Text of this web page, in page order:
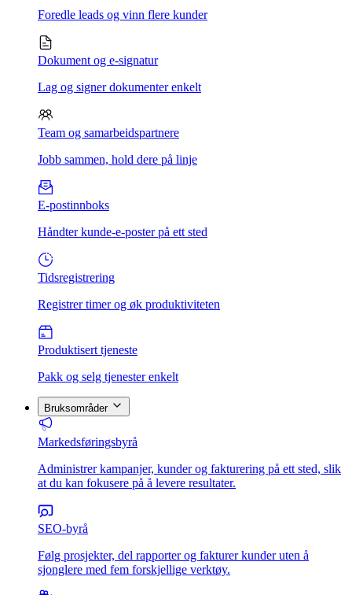
Foredle leads og vinn flere kunder
Dokument og e-signatur
Lag og signer dokumenter enkelt
Team og samarbeidspartnere
Jobb sammen, hold dere på linje
E-postinnboks
Håndter kunde-e-poster på ett sted
Tidsregistrering
Registrer timer og øk produktiviteten
Produktisert tjeneste
Pakk og selg tjenester enkelt
Bruksområder
Markedsføringsbyrå
Administrer kampanjer, kunder og fakturering på ett sted, slik
at du kan fokusere på å levere resultater.
SEO-byrå
Følg prosjekter, del rapporter og fakturer kunder uten å
sjonglere med fem forskjellige verktøy.